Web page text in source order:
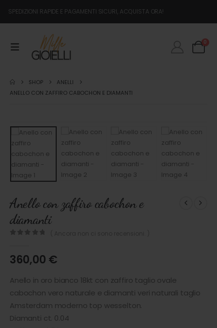
SPEDIZIONI RAPIDE E PAGAMENTI SICURI, ACQUISTA ORA!
0
SHOP
ANELLI
ANELLO CON ZAFFIRO CABOCHON E DIAMANTI
Anello con zaffiro cabochon e
diamanti
360,00 €
Anello in oro bianco 18kt con zaffiro taglio ovale
cabochon vero naturale e diamanti veri naturali taglio
Amsterdam moderno top wesselton.
Diamanti ct. 0.04